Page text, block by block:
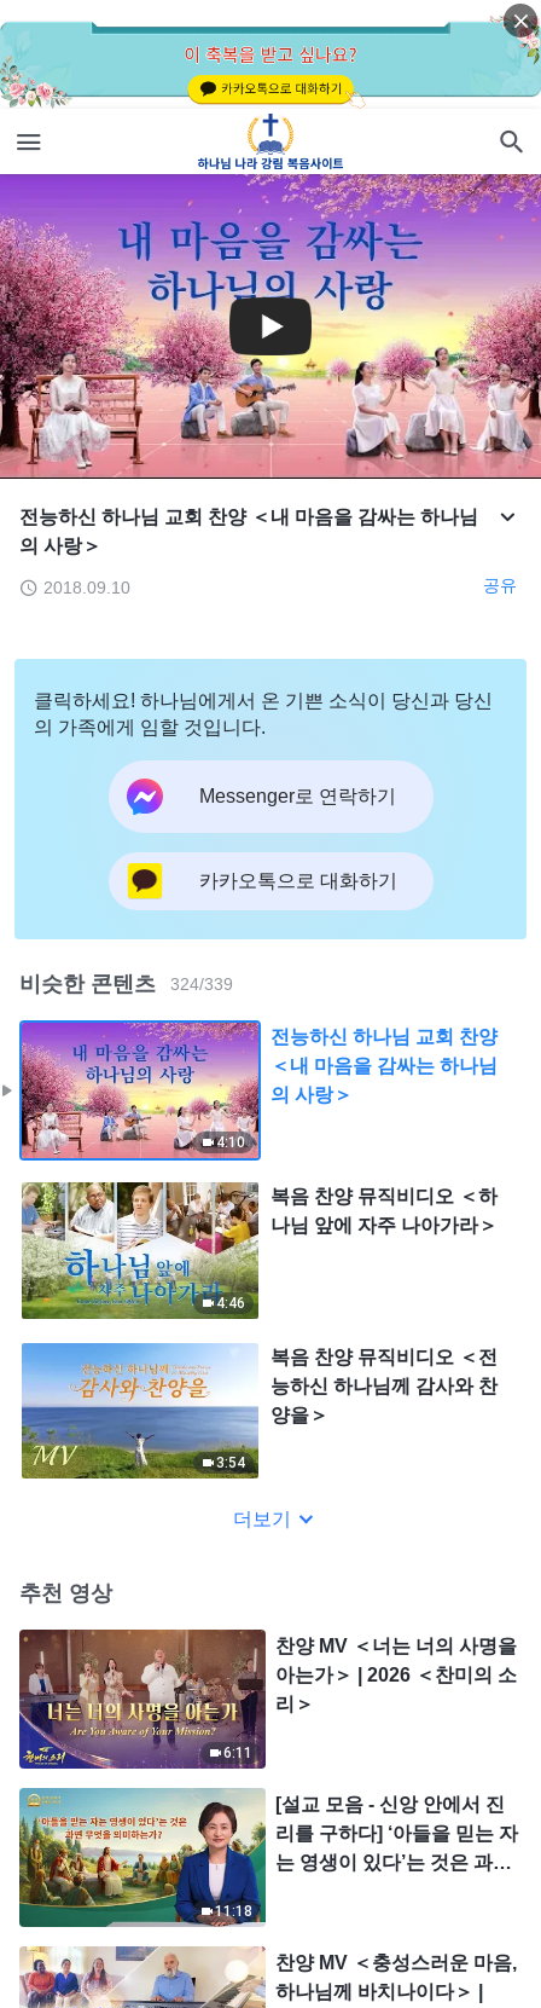
전능하신 하나님 교회 찬양 ＜내 마음을 감싸는 하나님
의 사랑＞
2018.09.10 공유
클릭하세요! 하나님에게서 온 기쁜 소식이 당신과 당신
의 가족에게 임할 것입니다.
Messenger로 연락하기
카카오톡으로 대화하기
비슷한 콘텐츠 324/339
4:10
전능하신 하나님 교회 찬양
＜내 마음을 감싸는 하나님
의 사랑＞
4:46
복음 찬양 뮤직비디오 ＜하
나님 앞에 자주 나아가라＞
3:54
복음 찬양 뮤직비디오 ＜전
능하신 하나님께 감사와 찬
양을＞
더보기
추천 영상
6:11
찬양 MV ＜너는 너의 사명을
아는가＞ | 2026 ＜찬미의 소
리＞
11:18
[설교 모음 - 신앙 안에서 진
리를 구하다] ‘아들을 믿는 자
는 영생이 있다’는 것은 과연
찬양 MV ＜충성스러운 마음,
하나님께 바치나이다＞ |